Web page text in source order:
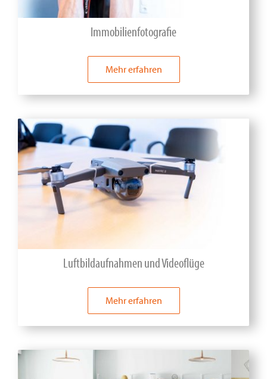
Immobilienfotografie
Mehr erfahren
Luftbildaufnahmen und Videoflüge
Mehr erfahren